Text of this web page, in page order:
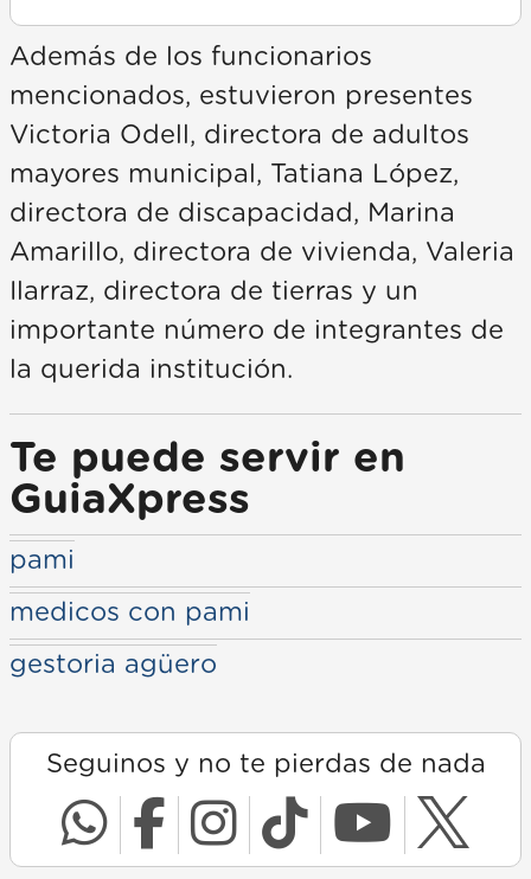
Además de los funcionarios
mencionados, estuvieron presentes
Victoria Odell, directora de adultos
mayores municipal, Tatiana López,
directora de discapacidad, Marina
Amarillo, directora de vivienda, Valeria
Ilarraz, directora de tierras y un
importante número de integrantes de
la querida institución.
Te puede servir en
GuiaXpress
pami
medicos con pami
gestoria agüero
Seguinos y no te pierdas de nada